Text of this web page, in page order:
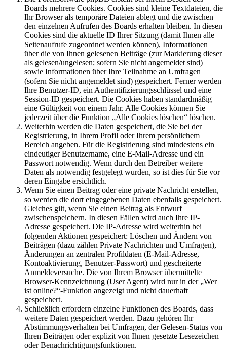
Boards mehrere Cookies. Cookies sind kleine Textdateien, die
Ihr Browser als temporäre Dateien ablegt und die zwischen
den einzelnen Aufrufen des Boards erhalten bleiben. In diesen
Cookies sind die aktuelle ID Ihrer Sitzung (damit Ihnen alle
Seitenaufrufe zugeordnet werden können), Informationen
über die von Ihnen gelesenen Beiträge (zur Markierung dieser
als gelesen/ungelesen; sofern Sie nicht angemeldet sind)
sowie Informationen über Ihre Teilnahme an Umfragen
(sofern Sie nicht angemeldet sind) gespeichert. Ferner werden
Ihre Benutzer-ID, ein Authentifizierungsschlüssel und eine
Session-ID gespeichert. Die Cookies haben standardmäßig
eine Gültigkeit von einem Jahr. Alle Cookies können Sie
jederzeit über die Funktion „Alle Cookies löschen“ löschen.
Weiterhin werden die Daten gespeichert, die Sie bei der
Registrierung, in Ihrem Profil oder Ihrem persönlichem
Bereich angeben. Für die Registrierung sind mindestens ein
eindeutiger Benutzername, eine E-Mail-Adresse und ein
Passwort notwendig. Wenn durch den Betreiber weitere
Daten als notwendig festgelegt wurden, so ist dies für Sie vor
deren Eingabe ersichtlich.
Wenn Sie einen Beitrag oder eine private Nachricht erstellen,
so werden die dort eingegebenen Daten ebenfalls gespeichert.
Gleiches gilt, wenn Sie einen Beitrag als Entwurf
zwischenspeichern. In diesen Fällen wird auch Ihre IP-
Adresse gespeichert. Die IP-Adresse wird weiterhin bei
folgenden Aktionen gespeichert: Löschen und Ändern von
Beiträgen (dazu zählen Private Nachrichten und Umfragen),
Änderungen an zentralen Profildaten (E-Mail-Adresse,
Kontoaktivierung, Benutzer-Passwort) und gescheiterte
Anmeldeversuche. Die von Ihrem Browser übermittelte
Browser-Kennzeichnung (User Agent) wird nur in der „Wer
ist online?“-Funktion angezeigt und nicht dauerhaft
gespeichert.
Schließlich erfordern einzelne Funktionen des Boards, dass
weitere Daten gespeichert werden. Dazu gehören Ihr
Abstimmungsverhalten bei Umfragen, der Gelesen-Status von
Ihren Beiträgen oder explizit von Ihnen gesetzte Lesezeichen
oder Benachrichtigungsfunktionen.